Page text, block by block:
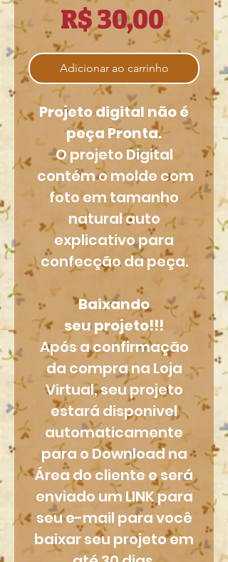
R$ 30,00Preço
Adicionar ao carrinho
Projeto digital não é
peça Pronta.
O projeto Digital
contém o molde com
foto em tamanho
natural auto
explicativo para
confecção da peça.
Baixando
seu projeto!!!
Após a confirmação
da compra na Loja
Virtual, seu projeto
estará disponivel
automaticamente
para o Download na
Área do cliente e será
enviado um LINK para
seu e-mail para você
baixar seu projeto em